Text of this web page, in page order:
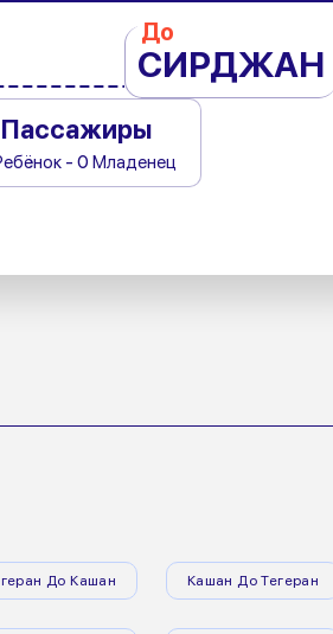
До
СИРДЖАН
Пассажиры
- 0 Младенец
До Кашан Кашан До Тегеран